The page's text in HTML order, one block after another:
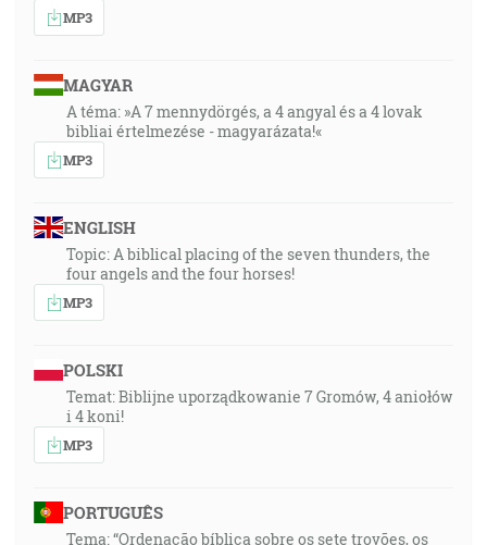
MP3
MAGYAR
A téma: »A 7 mennydörgés, a 4 angyal és a 4 lovak
bibliai értelmezése - magyarázata!«
MP3
ENGLISH
Topic: A biblical placing of the seven thunders, the
four angels and the four horses!
MP3
POLSKI
Temat: Biblijne uporządkowanie 7 Gromów, 4 aniołów
i 4 koni!
MP3
PORTUGUÊS
Tema: “Ordenação bíblica sobre os sete trovões, os